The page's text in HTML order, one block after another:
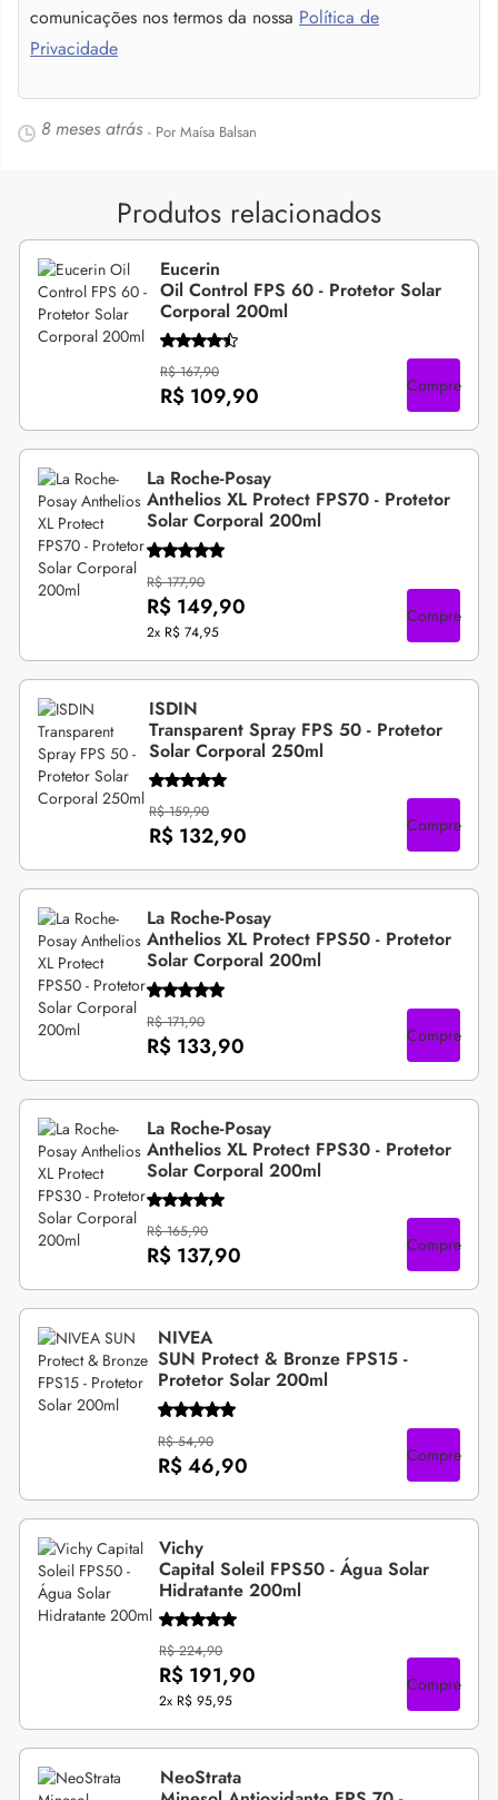
comunicações nos termos da nossa Política de
Privacidade
8 meses atrás - Por Maísa Balsan
Produtos relacionados
Eucerin
Oil Control FPS 60 - Protetor Solar
Corporal 200ml
R$ 167,90
R$ 109,90 Compre
La Roche-Posay
Anthelios XL Protect FPS70 - Protetor
Solar Corporal 200ml
R$ 177,90
R$ 149,90
2x R$ 74,95
Compre
ISDIN
Transparent Spray FPS 50 - Protetor
Solar Corporal 250ml
R$ 159,90
R$ 132,90 Compre
La Roche-Posay
Anthelios XL Protect FPS50 - Protetor
Solar Corporal 200ml
R$ 171,90
R$ 133,90 Compre
La Roche-Posay
Anthelios XL Protect FPS30 - Protetor
Solar Corporal 200ml
R$ 165,90
R$ 137,90 Compre
NIVEA
SUN Protect & Bronze FPS15 -
Protetor Solar 200ml
R$ 54,90
R$ 46,90 Compre
Vichy
Capital Soleil FPS50 - Água Solar
Hidratante 200ml
R$ 224,90
R$ 191,90
2x R$ 95,95
Compre
NeoStrata